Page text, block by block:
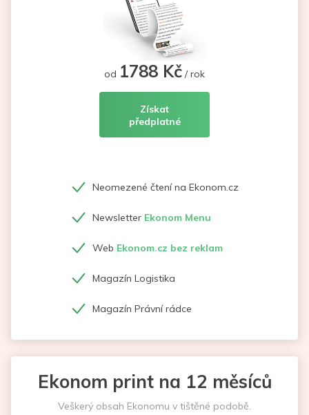
od 1788 Kč / rok
Získat
předplatné
Neomezené čtení na Ekonom.cz
Newsletter Ekonom Menu
Web Ekonom.cz bez reklam
Magazín Logistika
Magazín Právní rádce
Ekonom print na 12 měsíců
Veškerý obsah Ekonomu v tištěné podobě.